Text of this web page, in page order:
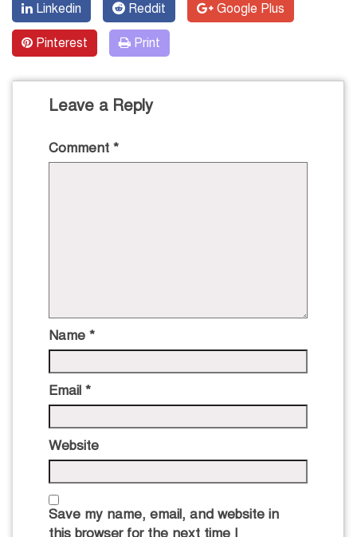
Linkedin Reddit Google Plus
Pinterest Print
Leave a Reply
Comment *
Name *
Email *
Website
Save my name, email, and website in
this browser for the next time I